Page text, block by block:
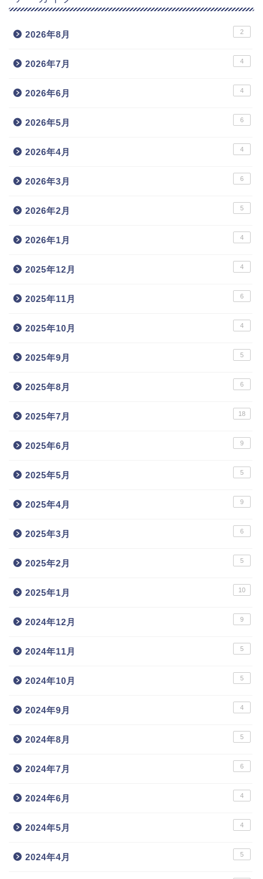
2026年8月 2
2026年7月 4
2026年6月 4
2026年5月 6
2026年4月 4
2026年3月 6
2026年2月 5
2026年1月 4
2025年12月 4
2025年11月 6
2025年10月 4
2025年9月 5
2025年8月 6
2025年7月 18
2025年6月 9
2025年5月 5
2025年4月 9
2025年3月 6
2025年2月 5
2025年1月 10
2024年12月 9
2024年11月 5
2024年10月 5
2024年9月 4
2024年8月 5
2024年7月 6
2024年6月 4
2024年5月 4
2024年4月 5